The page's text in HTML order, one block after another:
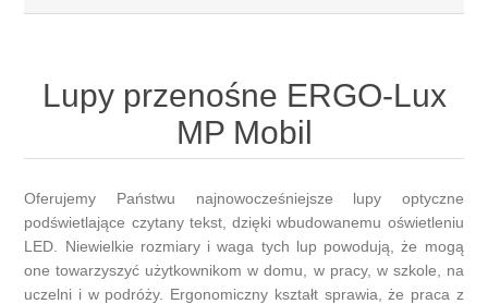
Lupy przenośne ERGO-Lux
MP Mobil
Oferujemy Państwu najnowocześniejsze lupy optyczne
podświetlające czytany tekst, dzięki wbudowanemu oświetleniu
LED. Niewielkie rozmiary i waga tych lup powodują, że mogą
one towarzyszyć użytkownikom w domu, w pracy, w szkole, na
uczelni i w podróży. Ergonomiczny kształt sprawia, że praca z